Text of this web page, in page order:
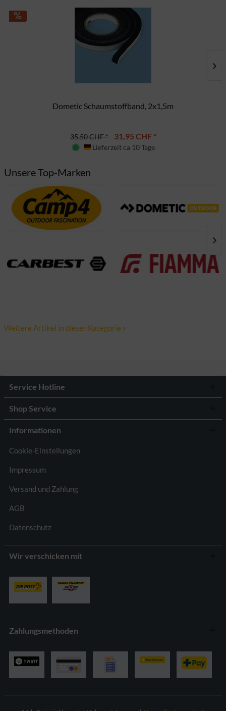
Dometic Schaumstoffband, 2x1,5m
35,50 CHF * 31,95 CHF *
Deutschland
Lieferzeit ca 10 Tage
Unsere Top-Marken
Weitere Artikel in dieser Kategorie »
Service Hotline
Shop Service
Informationen
Cookie-Einstellungen
Impressum
Versand und Zahlung
AGB
Datenschutz
Wir verschicken mit
Zahlungsmethoden